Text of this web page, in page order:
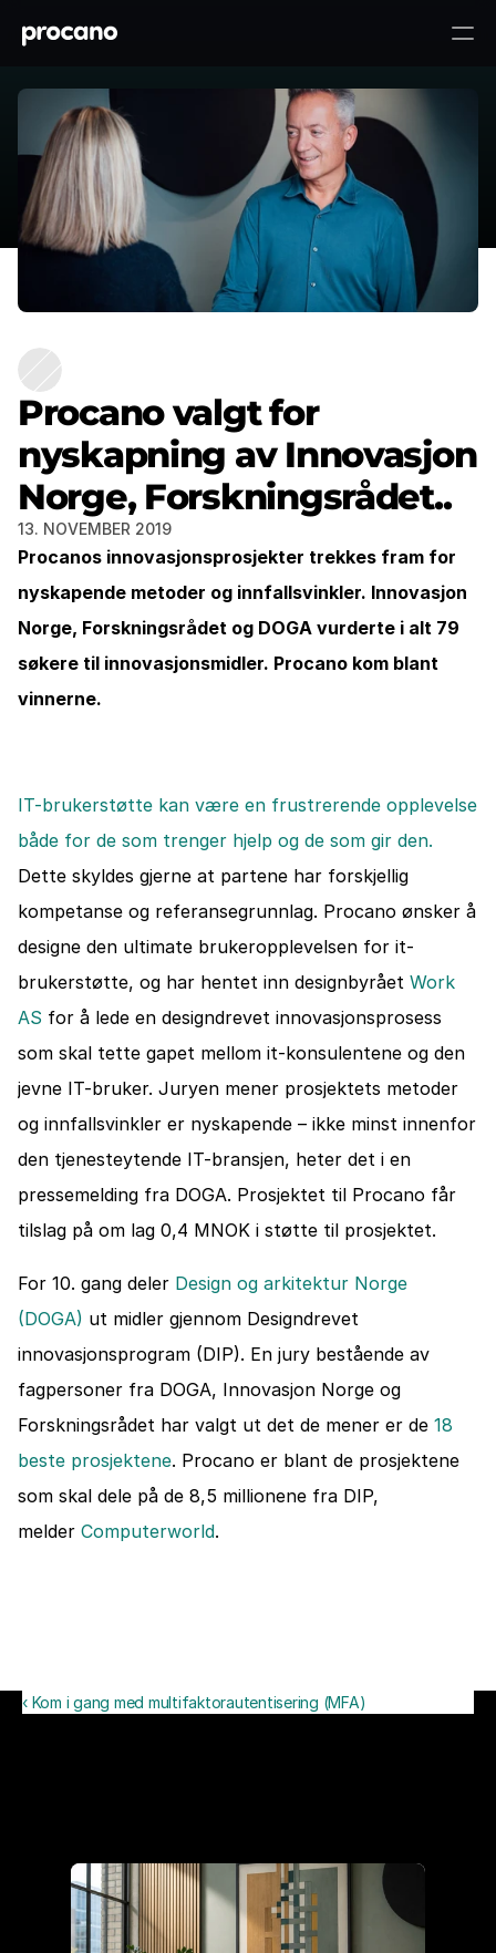
Innovasjon Norge,
Procano valgt for
nyskapning av Innovasjon
Norge, Forskningsrådet..
13. NOVEMBER 2019
Procanos innovasjonsprosjekter trekkes fram for
nyskapende metoder og innfallsvinkler. Innovasjon
Norge, Forskningsrådet og DOGA vurderte i alt 79
søkere til innovasjonsmidler. Procano kom blant
vinnerne.
IT-brukerstøtte kan være en frustrerende opplevelse
både for de som trenger hjelp og de som gir den.
Dette skyldes gjerne at partene har forskjellig
kompetanse og referansegrunnlag. Procano ønsker å
designe den ultimate brukeropplevelsen for it-
brukerstøtte, og har hentet inn designbyrået Work
AS for å lede en designdrevet innovasjonsprosess
som skal tette gapet mellom it-konsulentene og den
jevne IT-bruker. Juryen mener prosjektets metoder
og innfallsvinkler er nyskapende – ikke minst innenfor
den tjenesteytende IT-bransjen, heter det i en
pressemelding fra DOGA. Prosjektet til Procano får
tilslag på om lag 0,4 MNOK i støtte til prosjektet.
For 10. gang deler Design og arkitektur Norge
(DOGA) ut midler gjennom Designdrevet
innovasjonsprogram (DIP). En jury bestående av
fagpersoner fra DOGA, Innovasjon Norge og
Forskningsrådet har valgt ut det de mener er de 18
beste prosjektene. Procano er blant de prosjektene
som skal dele på de 8,5 millionene fra DIP,
melder Computerworld.
‹ Kom i gang med multifaktorautentisering (MFA)